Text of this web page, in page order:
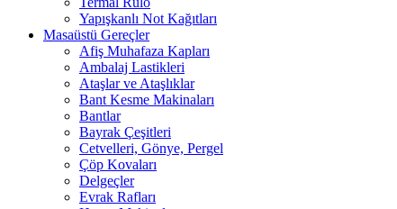
Yapışkanlı Not Kağıtları
Masaüstü Gereçler
Afiş Muhafaza Kapları
Ambalaj Lastikleri
Ataşlar ve Ataşlıklar
Bant Kesme Makinaları
Bantlar
Bayrak Çeşitleri
Cetvelleri, Gönye, Pergel
Çöp Kovaları
Delgeçler
Evrak Rafları